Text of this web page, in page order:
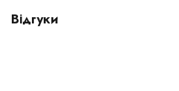
Відгуки